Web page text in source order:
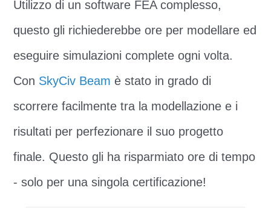
Utilizzo di un software FEA complesso,
questo gli richiederebbe ore per modellare ed
eseguire simulazioni complete ogni volta.
Con SkyCiv Beam è stato in grado di
scorrere facilmente tra la modellazione e i
risultati per perfezionare il suo progetto
finale. Questo gli ha risparmiato ore di tempo
- solo per una singola certificazione!